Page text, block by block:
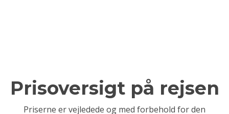
Prisoversigt på rejsen
Priserne er vejledede og med forbehold for den